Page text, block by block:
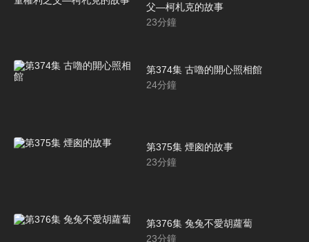
父—柯札克的故事
23分鐘
第374集 古嚕的開心照相館
24分鐘
第375集 煙囪的故事
23分鐘
第376集 兔兔不愛胡蘿蔔
23分鐘